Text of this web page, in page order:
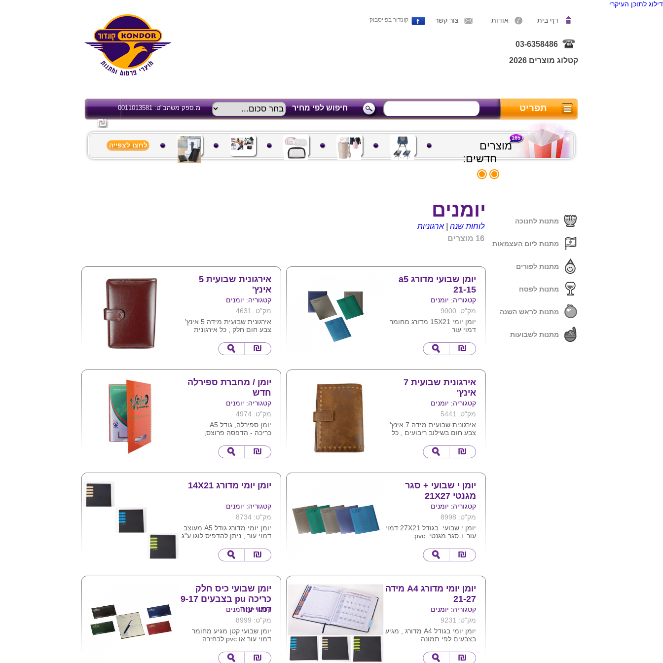
דילוג לתוכן העיקרי
דף בית אודות צור קשר קונדור בפייסבוק
03-6358486
קטלוג מוצרים 2026
תפריט חיפוש לפי מחיר מ.ספק משהב"ט: 0011013581
מוצרים
חדשים:
165
לחצו לצפייה
מתנות לחנוכה
מתנות ליום העצמאות
מתנות לפורים
מתנות לפסח
מתנות לראש השנה
מתנות לשבועות
יומנים
לוחות שנה |ארגוניות
16 מוצרים
יומן שבועי מדורג a5
21-15
קטגוריה: יומנים
מק"ט: 9000
יומן יומי 15X21 מדורג מחומר
דמוי עור
אופציה לכריכה PVC לבחירה
צבעים : כחול כהה, כחול ג'ינס ,
אירגונית שבועית 5
אינץ'
קטגוריה: יומנים
מק"ט: 4631
אירגונית שבועית מידה 5 אינץ'
צבע חום חלק , כל אירגונית
חלונית שקופה . ניתן למתג את
כריכת הארגונית.
אירגונית שבועית 7
אינץ'
קטגוריה: יומנים
מק"ט: 5441
אירגונית שבועית מידה 7 אינץ'
צבע חום בשילוב ריבועים , כל
עם חלונית שקופה . ניתן למתג
את כריכת הארגונית
יומן / מחברת ספירלה
חדש
קטגוריה: יומנים
מק"ט: 4974
יומן ספירלה, גודל A5
כריכה - הדפסה פרוצס,
פלוס 16 דפים מודפסים שורות
מחברת, סך - 80 דף,
יומן י שבועי + סגר
מגנטי 21X27
קטגוריה: יומנים
מק"ט: 8998
יומן י שבועי בגודל 27X21 דמוי
עור + סגר מגנטי pvc
ניתן למתג בלוגו חברה
17 חודשים
ג'ינס , חום אפור כחול כהה.
יומן יומי מדורג 14X21
קטגוריה: יומנים
מק"ט: 8734
יומן יומי מדורג גודל A5 מעוצב
דמוי עור , ניתן להדפיס לוגו ע"ג
יומן יומי מדורג A4 מידה
21-27
קטגוריה: יומנים
מק"ט: 9231
יומן יומי בגודל A4 מדורג , מגיע
בצבעים לפי תמונה .
יומן שבועי כיס חלק
כריכה pu בצבעים 9-17
דמוי עור
קטגוריה: יומנים
מק"ט: 8999
יומן שבועי קטן מגיע מחומר
דמוי עור או pvc לבחירה
חברה